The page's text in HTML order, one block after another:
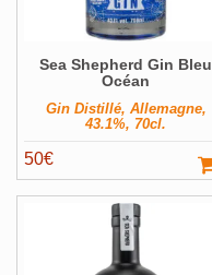
Magnums et +
Pays
Producteur
Filter
Sea Shepherd Gin Bleu
Océan
Gin Distillé, Allemagne,
43.1%, 70cl.
50€